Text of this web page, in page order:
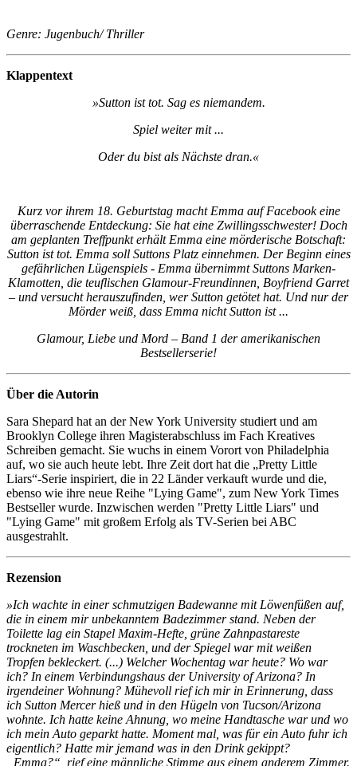
Genre: Jugenbuch/ Thriller
Klappentext
»Sutton ist tot. Sag es niemandem.
Spiel weiter mit ...
Oder du bist als Nächste dran.«
Kurz vor ihrem 18. Geburtstag macht Emma auf Facebook eine
überraschende Entdeckung: Sie hat eine Zwillingsschwester! Doch
am geplanten Treffpunkt erhält Emma eine mörderische Botschaft:
Sutton ist tot. Emma soll Suttons Platz einnehmen. Der Beginn eines
gefährlichen Lügenspiels - Emma übernimmt Suttons Marken-
Klamotten, die teuflischen Glamour-Freundinnen, Boyfriend Garret
– und versucht herauszufinden, wer Sutton getötet hat. Und nur der
Mörder weiß, dass Emma nicht Sutton ist ...
Glamour, Liebe und Mord – Band 1 der amerikanischen
Bestsellerserie!
Über die Autorin
Sara Shepard hat an der New York University studiert und am
Brooklyn College ihren Magisterabschluss im Fach Kreatives
Schreiben gemacht. Sie wuchs in einem Vorort von Philadelphia
auf, wo sie auch heute lebt. Ihre Zeit dort hat die „Pretty Little
Liars“-Serie inspiriert, die in 22 Länder verkauft wurde und die,
ebenso wie ihre neue Reihe "Lying Game", zum New York Times
Bestseller wurde. Inzwischen werden "Pretty Little Liars" und
"Lying Game" mit großem Erfolg als TV-Serien bei ABC
ausgestrahlt.
Rezension
»Ich wachte in einer schmutzigen Badewanne mit Löwenfüßen auf,
die in einem mir unbekanntem Badezimmer stand. Neben der
Toilette lag ein Stapel Maxim-Hefte, grüne Zahnpastareste
trockneten im Waschbecken, und der Spiegel war mit weißen
Tropfen bekleckert. (...) Welcher Wochentag war heute? Wo war
ich? In einem Verbindungshaus der University of Arizona? In
irgendeiner Wohnung? Mühevoll rief ich mir in Erinnerung, dass
ich Sutton Mercer hieß und in den Hügeln von Tucson/Arizona
wohnte. Ich hatte keine Ahnung, wo meine Handtasche war und wo
ich mein Auto geparkt hatte. Moment mal, was für ein Auto fuhr ich
eigentlich? Hatte mir jemand was in den Drink gekippt?
„Emma?“, rief eine männliche Stimme aus einem anderem Zimmer.